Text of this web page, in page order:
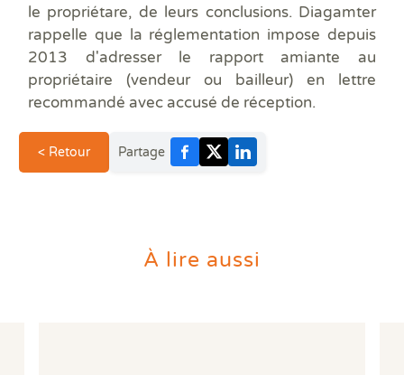
le propriétare, de leurs conclusions. Diagamter
rappelle que la réglementation impose depuis
2013 d'adresser le rapport amiante au
propriétaire (vendeur ou bailleur) en lettre
recommandé avec accusé de réception.
< Retour Partage
À lire aussi